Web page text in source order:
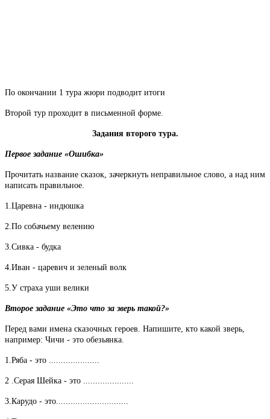
По окончании 1 тура жюри подводит итоги
Второй тур проходит в письменной форме.
Задания второго тура.
Первое задание «Ошибка»
Прочитать название сказок, зачеркнуть неправильное слово, а над ним
написать правильное.
1.Царевна - индюшка
2.По собачьему велению
3.Сивка - будка
4.Иван - царевич и зеленый волк
5.У страха уши велики
Второе задание «Это что за зверь такой?»
Перед вами имена сказочных героев. Напишите, кто какой зверь,
например: Чичи - это обезьянка.
1.Ряба - это .....................
2 .Серая Шейка - это .....................
3.Карудо - это..............................